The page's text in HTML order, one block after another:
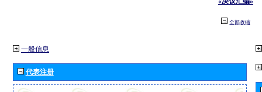
全部收缩
一般信息
代表注册